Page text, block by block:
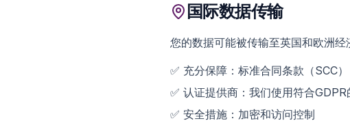
国际数据传输
您的数据可能被传输至英国和欧洲经
✅ 充分保障：标准合同条款（SCC）
✅ 认证提供商：我们使用符合
✅ 安全措施：加密和访问控制